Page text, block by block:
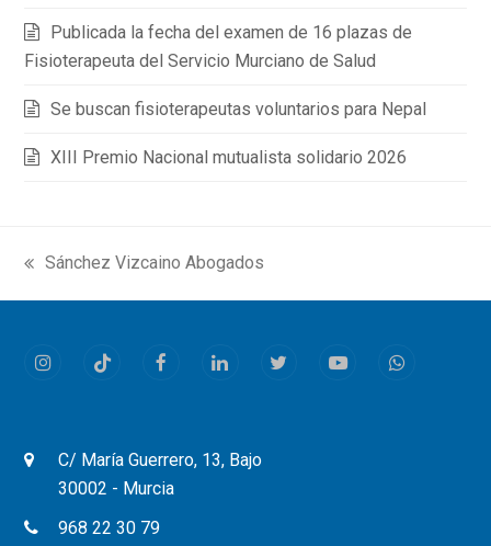
Publicada la fecha del examen de 16 plazas de
Fisioterapeuta del Servicio Murciano de Salud
Se buscan fisioterapeutas voluntarios para Nepal
XIII Premio Nacional mutualista solidario 2026
previous
post:
Sánchez Vizcaino Abogados
InstagramTiktok FacebookLinkedInTwitterYoutubeWhatsapp
C/ María Guerrero, 13, Bajo
30002 - Murcia
968 22 30 79